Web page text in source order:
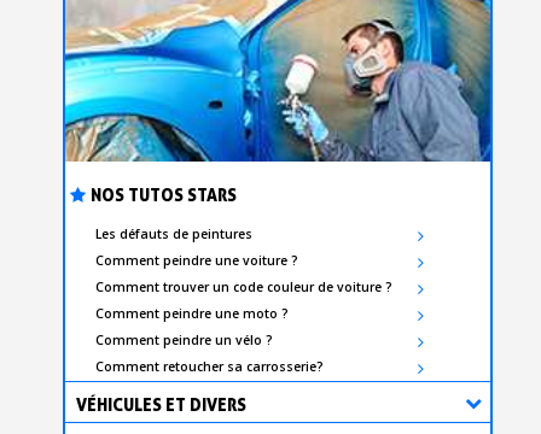
NOS TUTOS STARS
Les défauts de peintures
Comment peindre une voiture ?
Comment trouver un code couleur de voiture ?
Comment peindre une moto ?
Comment peindre un vélo ?
Comment retoucher sa carrosserie?
VÉHICULES ET DIVERS